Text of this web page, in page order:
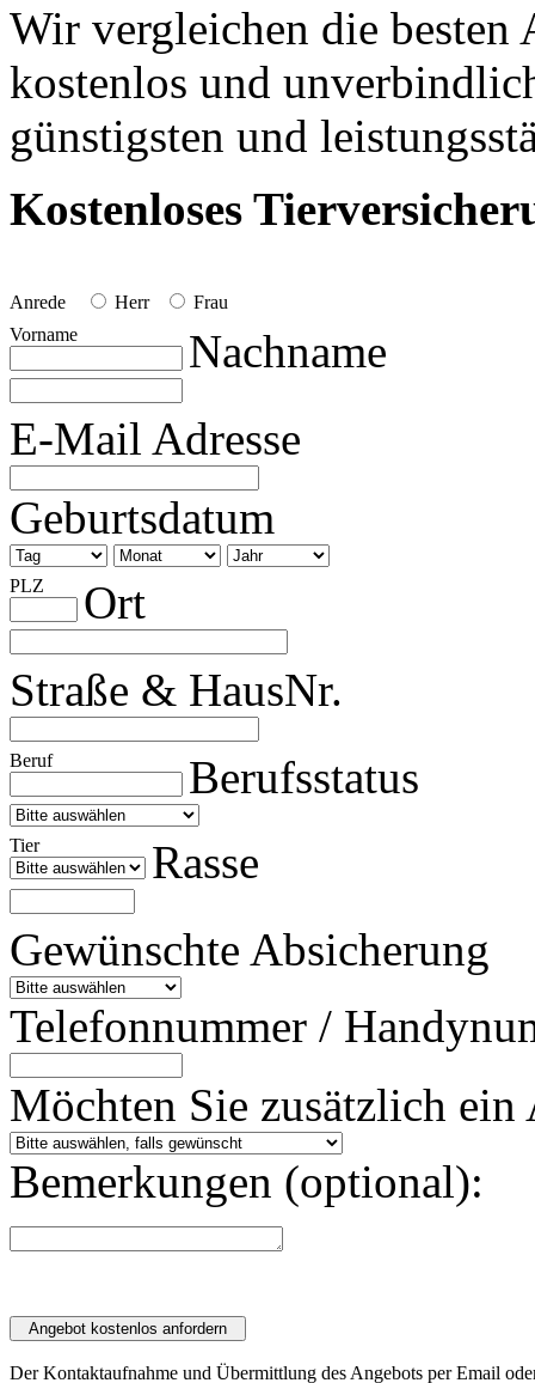
Wir vergleichen die besten
kostenlos und
günstigsten und
Kostenloses
Anrede Herr
Frau
Vorname
Nachname
E-Mail Adresse
Geburtsdatum
PLZ
Ort
Straße & HausNr.
Beruf Berufsstatus
Tier
Rasse
Gewünschte Absicherung
Telefonnummer /
Möchten Sie zusätzlich ein
Bemerkungen (optional):
Der Kontaktaufnahme und Übermittlung des Angebots per Email